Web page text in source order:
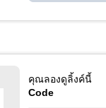
คุณลองดูลิ้งค์นี้
Code